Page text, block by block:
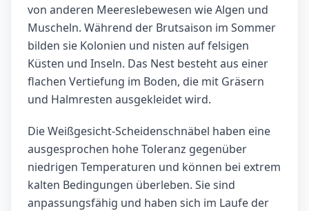
von anderen Meereslebewesen wie Algen und
Muscheln. Während der Brutsaison im Sommer
bilden sie Kolonien und nisten auf felsigen
Küsten und Inseln. Das Nest besteht aus einer
flachen Vertiefung im Boden, die mit Gräsern
und Halmresten ausgekleidet wird.
Die Weißgesicht-Scheidenschnäbel haben eine
ausgesprochen hohe Toleranz gegenüber
niedrigen Temperaturen und können bei extrem
kalten Bedingungen überleben. Sie sind
anpassungsfähig und haben sich im Laufe der